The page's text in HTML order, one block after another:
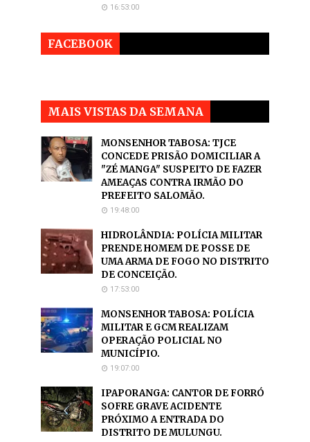
16:53:00
FACEBOOK
MAIS VISTAS DA SEMANA
MONSENHOR TABOSA: TJCE
CONCEDE PRISÃO DOMICILIAR A
"ZÉ MANGA" SUSPEITO DE FAZER
AMEAÇAS CONTRA IRMÃO DO
PREFEITO SALOMÃO.
19:48:00
HIDROLÂNDIA: POLÍCIA MILITAR
PRENDE HOMEM DE POSSE DE
UMA ARMA DE FOGO NO DISTRITO
DE CONCEIÇÃO.
17:53:00
MONSENHOR TABOSA: POLÍCIA
MILITAR E GCM REALIZAM
OPERAÇÃO POLICIAL NO
MUNICÍPIO.
19:07:00
IPAPORANGA: CANTOR DE FORRÓ
SOFRE GRAVE ACIDENTE
PRÓXIMO A ENTRADA DO
DISTRITO DE MULUNGU.